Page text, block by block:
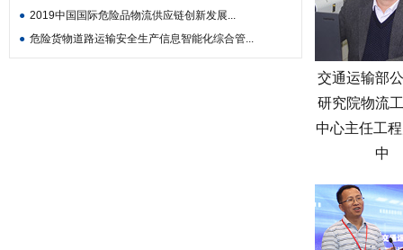
● 2019中国国际危险品物流供应链创新发展...
● 危险货物道路运输安全生产信息智能化综合管...
交通运输部
研究院物流
中心主任工
中